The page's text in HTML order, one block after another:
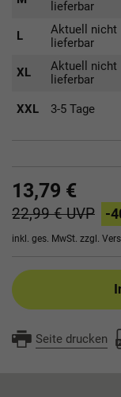
lieferbar
L
Aktuell nicht
lieferbar
XL
Aktuell nicht
lieferbar
XXL 3-5 Tage
13,79 €
22,99 €UVP -
inkl. ges. MwSt. zzgl.
Seite drucken